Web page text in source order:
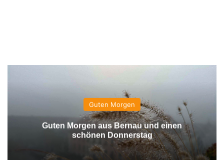
Guten Morgen
Guten Morgen aus Bernau und einen
schönen Donnerstag